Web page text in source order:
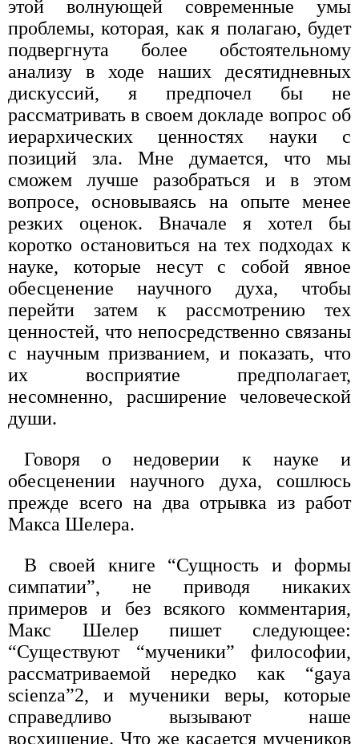
этой волнующей современные умы
проблемы, которая, как я полагаю, будет
подвергнута более обстоятельному
анализу в ходе наших десятидневных
дискуссий, я предпочел бы не
рассматривать в своем докладе вопрос об
иерархических ценностях науки с
позиций зла. Мне думается, что мы
сможем лучше разобраться и в этом
вопросе, основываясь на опыте менее
резких оценок. Вначале я хотел бы
коротко остановиться на тех подходах к
науке, которые несут с собой явное
обесценение научного духа, чтобы
перейти затем к рассмотрению тех
ценностей, что непосредственно связаны
с научным призванием, и показать, что
их восприятие предполагает,
несомненно, расширение человеческой
души.
Говоря о недоверии к науке и
обесценении научного духа, сошлюсь
прежде всего на два отрывка из работ
Макса Шелера.
В своей книге “Сущность и формы
симпатии”, не приводя никаких
примеров и без всякого комментария,
Макс Шелер пишет следующее:
“Существуют “мученики” философии,
рассматриваемой нередко как “gaya
scienza”2, и мученики веры, которые
справедливо вызывают наше
восхищение. Что же касается мучеников